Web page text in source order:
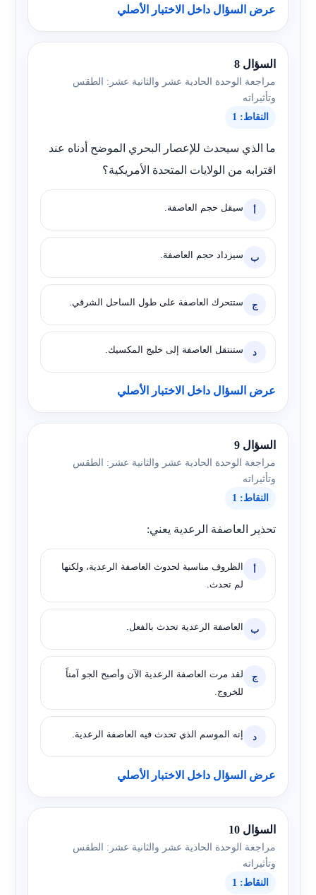
عرض السؤال داخل الاختبار الأصلي
السؤال 8
مراجعة الوحدة الحادية عشر والثانية عشر: الطقس
وتأثيراته
النقاط: 1
ما الذي سيحدث للإعصار البحري الموضح أدناه عند
اقترابه من الولايات المتحدة الأمريكية؟
أ سيقل حجم العاصفة.
ب سيزداد حجم العاصفة.
ج ستتحرك العاصفة على طول الساحل الشرقي.
د ستنتقل العاصفة إلى خليج المكسيك.
عرض السؤال داخل الاختبار الأصلي
السؤال 9
مراجعة الوحدة الحادية عشر والثانية عشر: الطقس
وتأثيراته
النقاط: 1
تحذير العاصفة الرعدية يعني:
أ
الظروف مناسبة لحدوث العاصفة الرعدية، ولكنها
لم تحدث.
ب العاصفة الرعدية تحدث بالفعل.
ج
لقد مرت العاصفة الرعدية الآن وأصبح الجو آمناً
للخروج.
د إنه الموسم الذي تحدث فيه العاصفة الرعدية.
عرض السؤال داخل الاختبار الأصلي
السؤال 10
مراجعة الوحدة الحادية عشر والثانية عشر: الطقس
وتأثيراته
النقاط: 1